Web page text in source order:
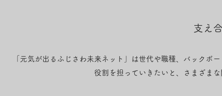
支え
「元気が出るふじさわ未来ネット」は世代や職種、バックボ
役割を担っていきたいと、さまざま